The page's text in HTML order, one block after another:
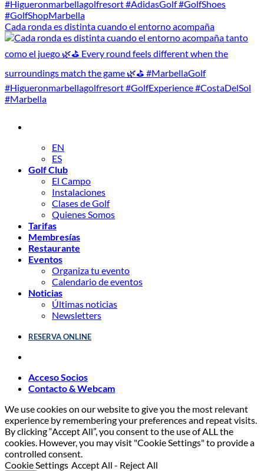
Cada ronda es distinta cuando el entorno acompaña
EN
ES
Golf Club
El Campo
Instalaciones
Clases de Golf
Quienes Somos
Tarifas
Membresías
Restaurante
Eventos
Organiza tu evento
Calendario de eventos
Noticias
Últimas noticias
Newsletters
RESERVA ONLINE
Acceso Socios
Contacto & Webcam
We use cookies on our website to give you the most relevant
experience by remembering your preferences and repeat visits.
By clicking “Accept All”, you consent to the use of ALL the
cookies. However, you may visit "Cookie Settings" to provide a
controlled consent.
Cookie Settings Accept All - Reject All